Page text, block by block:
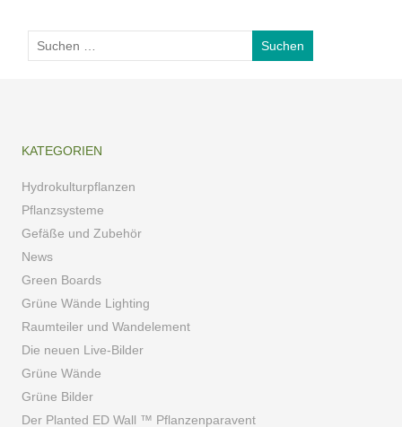
KATEGORIEN
Hydrokulturpflanzen
Pflanzsysteme
Gefäße und Zubehör
News
Green Boards
Grüne Wände Lighting
Raumteiler und Wandelement
Die neuen Live-Bilder
Grüne Wände
Grüne Bilder
Der Planted ED Wall ™ Pflanzenparavent